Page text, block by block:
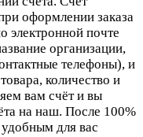
оформлении заказа
электронной почте
организации,
телефоны), и
количество и
вам счёт и вы
на наш. После 100%
для вас